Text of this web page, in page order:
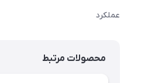
عملکرد
محصولات مرتبط